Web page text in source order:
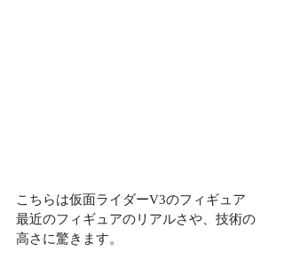
こちらは仮面ライダーV3のフィギュア
最近のフィギュアのリアルさや、技術の
高さに驚きます。